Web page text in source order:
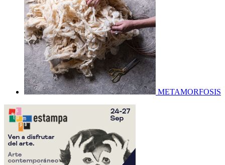
METAMORFOSIS